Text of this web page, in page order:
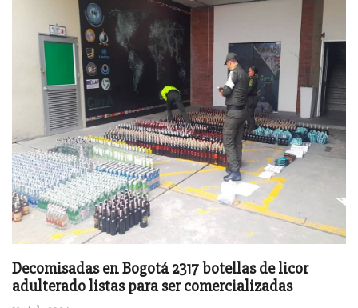
Decomisadas en Bogotá 2317 botellas de licor
adulterado listas para ser comercializadas